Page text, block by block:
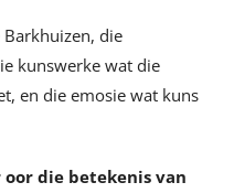
die
kunswerke wat die
en die emosie wat kuns
die betekenis van